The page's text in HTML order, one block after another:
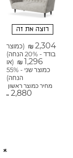
רוצה את זה
₪ 2,304
(כמוצר
בודד - 20% הנחה)
₪ 1,296
(או
כמוצר שני - 55%
הנחה)
מחיר כמוצר ראשון
₪ 2,880